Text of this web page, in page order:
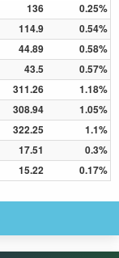
136
0.25%
114.9
0.54%
44.89
0.58%
43.5
0.57%
311.26
1.18%
308.94
1.05%
322.25
1.1%
17.51
0.3%
15.22 0.17%